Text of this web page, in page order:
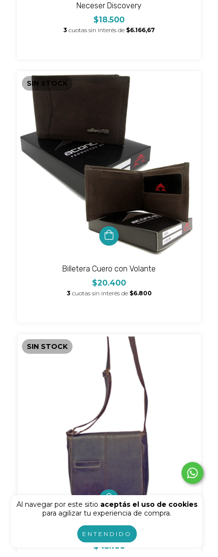
Al navegar por este sitio aceptás el uso de cookies
para agilizar tu experiencia de compra.
ENTENDIDO
Neceser Discovery
$18.500
3 cuotas sin interés de $6.166,67
SIN STOCK
Billetera Cuero con Volante
$20.400
3 cuotas sin interés de $6.800
SIN STOCK
Morral con Bolsillo Chico
$45.100